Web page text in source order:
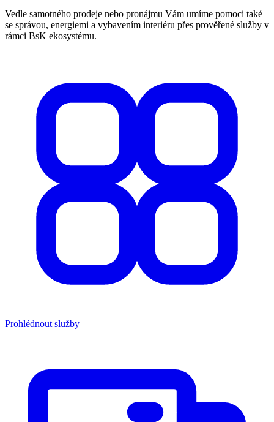
Vedle samotného prodeje nebo pronájmu Vám umíme pomoci také
se správou, energiemi a vybavením interiéru přes prověřené služby v
rámci BsK ekosystému.
Prohlédnout služby